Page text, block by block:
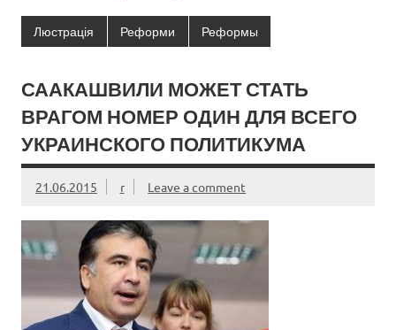
Люстрація Реформи Реформы
СААКАШВИЛИ МОЖЕТ СТАТЬ
ВРАГОМ НОМЕР ОДИН ДЛЯ ВСЕГО
УКРАИНСКОГО ПОЛИТИКУМА
21.06.2015 r Leave a comment